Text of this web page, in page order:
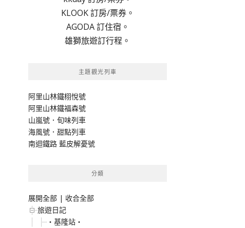
KLOOK 訂房/票券。
AGODA 訂住宿。
雄獅旅遊訂行程。
主題觀光列車
阿里山林鐵栩悅號
阿里山林鐵福森號
山嵐號．旬味列車
海風號．甜點列車
南迴鐵路 藍皮解憂號
分類
展開全部 | 收合全部
旅遊日記
‧基隆站‧